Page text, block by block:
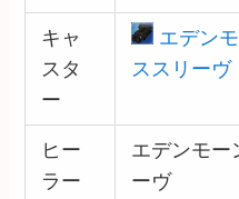
キャ
スタ
ー
エデン
ススリーヴ
ヒー
ラー
エデンモー
ーヴ